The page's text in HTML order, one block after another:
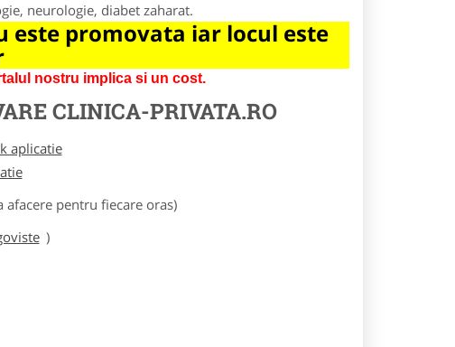
neurologie, diabet zaharat.
este promovata iar locul este
nostru implica si un cost.
CLINICA-PRIVATA.RO
aplicatie
pentru fiecare oras)
)